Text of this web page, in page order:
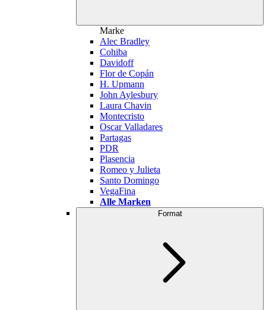
Marke
Alec Bradley
Cohiba
Davidoff
Flor de Copán
H. Upmann
John Aylesbury
Laura Chavin
Montecristo
Oscar Valladares
Partagas
PDR
Plasencia
Romeo y Julieta
Santo Domingo
VegaFina
Alle Marken
Format